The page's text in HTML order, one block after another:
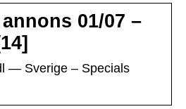
01/07 –
— Sverige – Specials